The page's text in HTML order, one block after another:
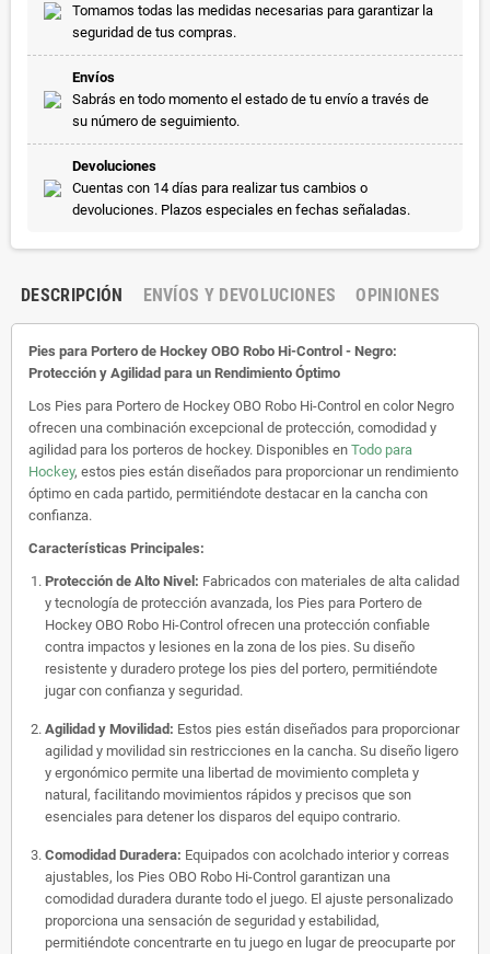
Tomamos todas las medidas necesarias para garantizar la
seguridad de tus compras.
Envíos
Sabrás en todo momento el estado de tu envío a través de
su número de seguimiento.
Devoluciones
Cuentas con 14 días para realizar tus cambios o
devoluciones. Plazos especiales en fechas señaladas.
DESCRIPCIÓN ENVÍOS Y DEVOLUCIONES OPINIONES
Pies para Portero de Hockey OBO Robo Hi-Control - Negro:
Protección y Agilidad para un Rendimiento Óptimo
Los Pies para Portero de Hockey OBO Robo Hi-Control en color Negro
ofrecen una combinación excepcional de protección, comodidad y
agilidad para los porteros de hockey. Disponibles en Todo para
Hockey, estos pies están diseñados para proporcionar un rendimiento
óptimo en cada partido, permitiéndote destacar en la cancha con
confianza.
Características Principales:
Protección de Alto Nivel: Fabricados con materiales de alta calidad
y tecnología de protección avanzada, los Pies para Portero de
Hockey OBO Robo Hi-Control ofrecen una protección confiable
contra impactos y lesiones en la zona de los pies. Su diseño
resistente y duradero protege los pies del portero, permitiéndote
jugar con confianza y seguridad.
Agilidad y Movilidad: Estos pies están diseñados para proporcionar
agilidad y movilidad sin restricciones en la cancha. Su diseño ligero
y ergonómico permite una libertad de movimiento completa y
natural, facilitando movimientos rápidos y precisos que son
esenciales para detener los disparos del equipo contrario.
Comodidad Duradera: Equipados con acolchado interior y correas
ajustables, los Pies OBO Robo Hi-Control garantizan una
comodidad duradera durante todo el juego. El ajuste personalizado
proporciona una sensación de seguridad y estabilidad,
permitiéndote concentrarte en tu juego en lugar de preocuparte por